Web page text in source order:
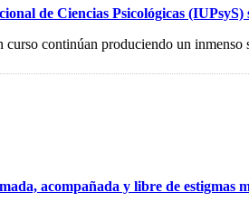
de Ciencias Psicológicas
continúan produciendo un
acompañada y libre de estigmas